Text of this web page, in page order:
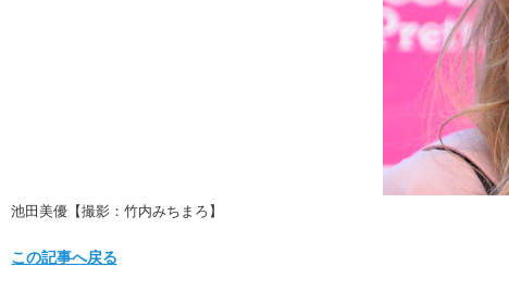
池田美優【撮影：竹内みちまろ】
この記事へ戻る